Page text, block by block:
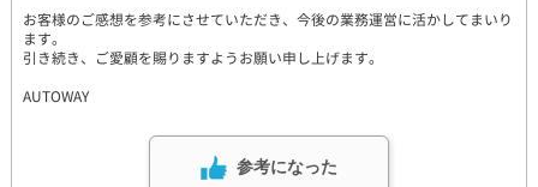
お客様のご感想を参考にさせていただき、今後の業務運営に活かしてまいり
ます。
引き続き、ご愛顧を賜りますようお願い申し上げます。
AUTOWAY
参考になった